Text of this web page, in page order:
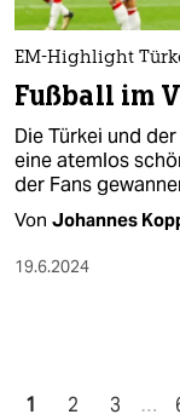
EM-Highlight
Fußball im
Die Türkei und
eine atemlos
der Fans
Von Johannes
19.6.2024
1 2 3 …